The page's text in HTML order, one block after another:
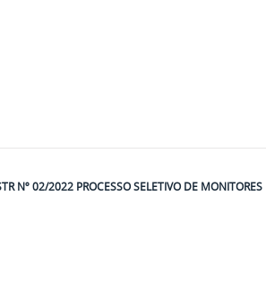
Nº 02/2022 PROCESSO SELETIVO DE MONITORES